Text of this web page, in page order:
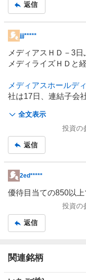
事
返信
掲
示
板
事
jjj*****
全文表示
メディアスＨＤ－3
メディライズＨＤと
メディアスホールデ
社は17日、連結子会
下、メディライズＨ
に合意したと発表し
東北エリアにおける
ることが目的。メデ
秋田医科器械店を株
う。株式交換の効力
の連結業績に与える
投資の
返信
掲
示
記
事
2ed*****
優待目当ての850以
投資の
返信
関連銘柄